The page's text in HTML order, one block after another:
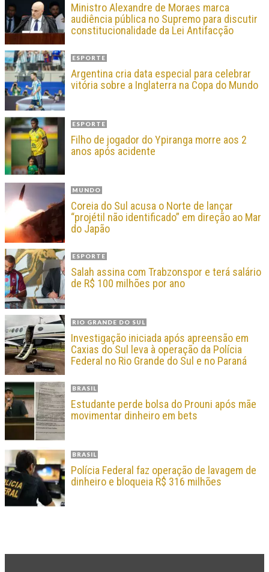
Ministro Alexandre de Moraes marca
audiência pública no Supremo para discutir
constitucionalidade da Lei Antifacção
ESPORTE
Argentina cria data especial para celebrar
vitória sobre a Inglaterra na Copa do Mundo
ESPORTE
Filho de jogador do Ypiranga morre aos 2
anos após acidente
MUNDO
Coreia do Sul acusa o Norte de lançar
“projétil não identificado” em direção ao Mar
do Japão
ESPORTE
Salah assina com Trabzonspor e terá salário
de R$ 100 milhões por ano
RIO GRANDE DO SUL
Investigação iniciada após apreensão em
Caxias do Sul leva à operação da Polícia
Federal no Rio Grande do Sul e no Paraná
BRASIL
Estudante perde bolsa do Prouni após mãe
movimentar dinheiro em bets
BRASIL
Polícia Federal faz operação de lavagem de
dinheiro e bloqueia R$ 316 milhões